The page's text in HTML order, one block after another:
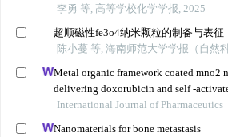
李勇 等, 高等学校化学学报, 2025
超顺磁性fe3o4纳米颗粒的制备与表征
陈小蔓 等, 海南师范大学学报（自然
Metal organic framework coated mno2
delivering doxorubicin and self -
chemo-gene combinatorial treatment of
International Journal of Pharmaceutics
Nanomaterials for bone metastasis